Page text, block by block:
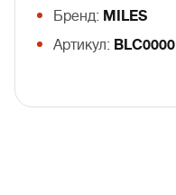
Бренд: MILES
Артикул: BLC0000